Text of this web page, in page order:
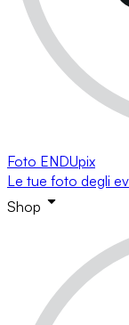
Foto ENDUpix
Le tue foto degli
Shop